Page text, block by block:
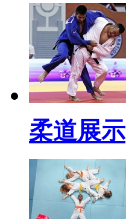
柔道展示